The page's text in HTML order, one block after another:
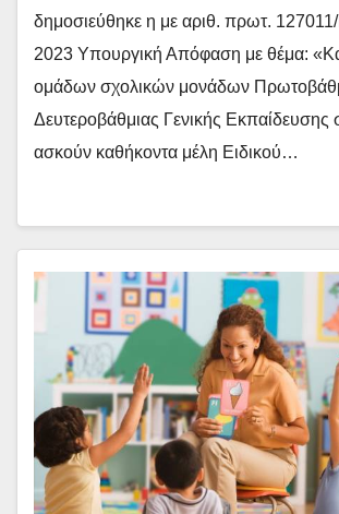
δημοσιεύθηκε η με αριθ. πρωτ.
2023 Υπουργική Απόφαση με θέμα:
ομάδων σχολικών μονάδων
Δευτεροβάθμιας Γενικής Εκπαίδευσης
ασκούν καθήκοντα μέλη Ειδικού…